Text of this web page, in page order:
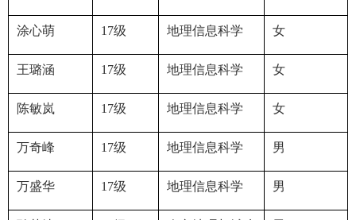
涂心萌 17级 地理信息科学 女
王璐涵 17级 地理信息科学 女
陈敏岚 17级 地理信息科学 女
万奇峰 17级 地理信息科学 男
万盛华 17级 地理信息科学 男